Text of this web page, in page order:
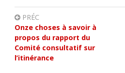
PRÉC
Onze choses à savoir à
propos du rapport du
Comité consultatif sur
l’itinérance